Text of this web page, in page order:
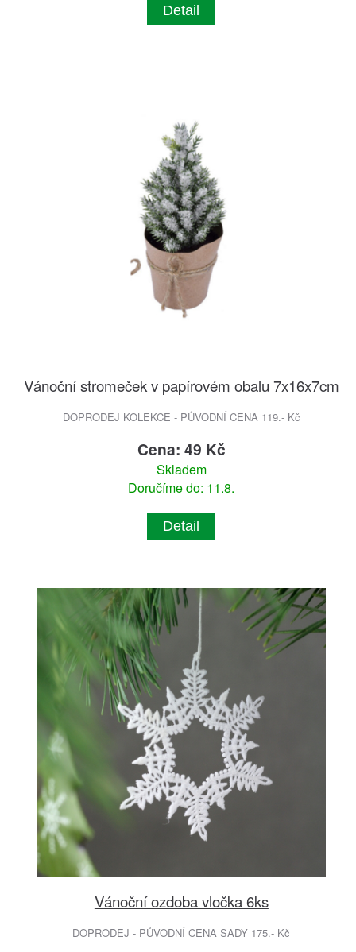
Detail
Vánoční stromeček v papírovém obalu 7x16x7cm
DOPRODEJ KOLEKCE - PŮVODNÍ CENA 119.- Kč
Cena: 49 Kč
Skladem
Doručíme do: 11.8.
Detail
Vánoční ozdoba vločka 6ks
DOPRODEJ - PŮVODNÍ CENA SADY 175.- Kč